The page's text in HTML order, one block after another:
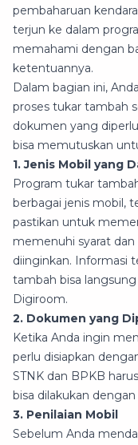
pembaharuan
terjun ke dalam
memahami dengan
ketentuannya.
Dalam bagian ini,
proses tukar tambah
dokumen yang
bisa memutuskan
1. Jenis Mobil yang
Program tukar
berbagai jenis mobil,
pastikan untuk
memenuhi syarat
diinginkan. Informasi
tambah bisa
Digiroom.
2. Dokumen yang
Ketika Anda ingin
perlu disiapkan
STNK dan BPKB
bisa dilakukan dengan
3. Penilaian Mobil
Sebelum Anda